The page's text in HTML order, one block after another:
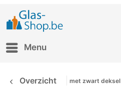
Menu
Overzicht met zwart deksel